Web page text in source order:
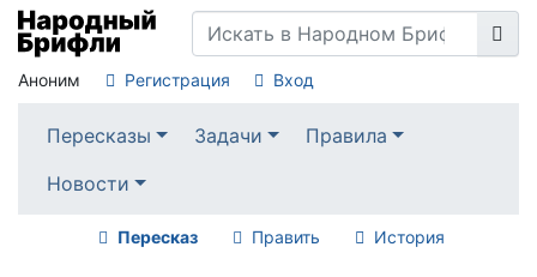
Аноним Регистрация Вход
Пересказы Задачи
Правила
Новости
Пересказ Править История